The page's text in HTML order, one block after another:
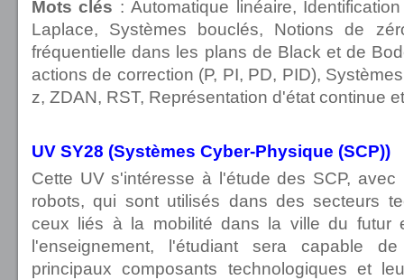
Mots clés : Automatique linéaire,
Laplace, Systèmes bouclés, Notions de
fréquentielle dans les plans de Black et de
actions de correction (P, PI, PD, PID),
z, ZDAN, RST, Représentation d'état continue
UV SY28 (Systèmes Cyber-Physique (SCP))
Cette UV s'intéresse à l'étude des SCP,
robots, qui sont utilisés dans des secteurs
ceux liés à la mobilité dans la ville du futur
l'enseignement, l'étudiant sera capable
principaux composants technologiques et